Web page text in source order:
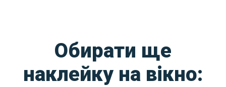
Обирати ще
наклейку на вікно: